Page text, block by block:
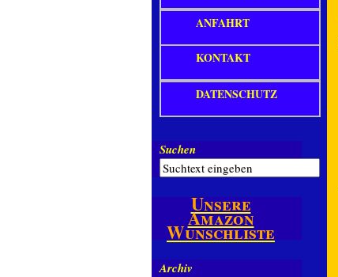
ANFAHRT
KONTAKT
DATENSCHUTZ
Suchen
Unsere
Amazon
Wunschliste
Archiv